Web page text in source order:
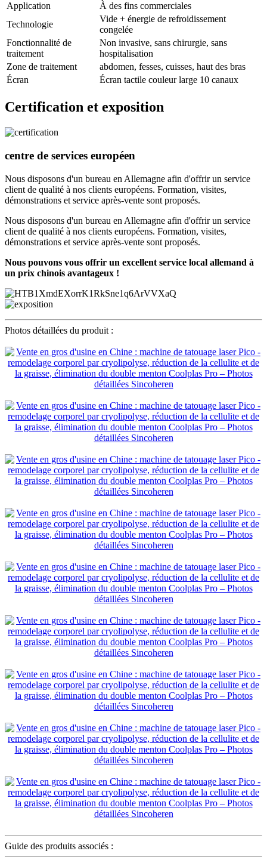
Application
À des fins commerciales
Technologie
Vide + énergie de refroidissement
congelée
Fonctionnalité de
traitement
Non invasive, sans chirurgie, sans
hospitalisation
Zone de traitement
abdomen, fesses, cuisses, haut des bras
Écran
Écran tactile couleur large 10 canaux
Certification et exposition
centre de services européen
Nous disposons d'un bureau en Allemagne afin d'offrir un service
client de qualité à nos clients européens. Formation, visites,
démonstrations et service après-vente sont proposés.
Nous disposons d'un bureau en Allemagne afin d'offrir un service
client de qualité à nos clients européens. Formation, visites,
démonstrations et service après-vente sont proposés.
Nous pouvons vous offrir un excellent service local allemand à
un prix chinois avantageux !
Photos détaillées du produit :
Guide des produits associés :